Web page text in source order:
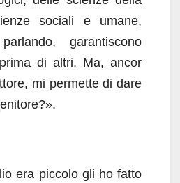
sociali e umane,
garantiscono
prima di altri. Ma, ancor
mi permette di dare
era piccolo gli ho fatto